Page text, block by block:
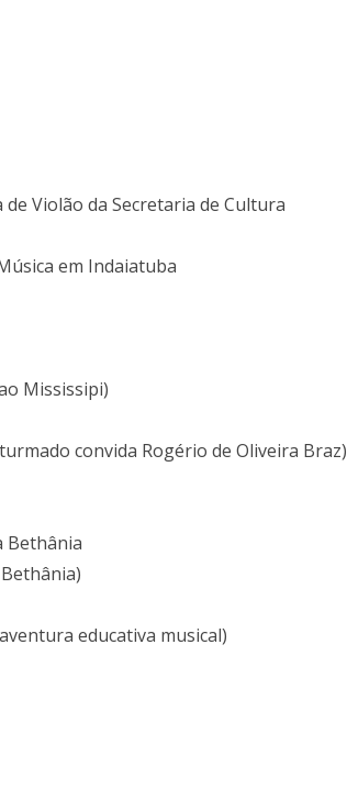
Violão da Secretaria de Cultura
em Indaiatuba
Mississipi)
convida Rogério de Oliveira Braz)
Bethânia
educativa musical)